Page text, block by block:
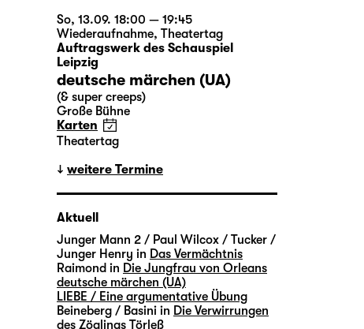
So, 13.09. 18:00 — 19:45
Wiederaufnahme, Theatertag
Auftragswerk des Schauspiel
Leipzig
deutsche märchen (UA)
(& super creeps)
Große Bühne
Karten
Theatertag
weitere Termine
Aktuell
Junger Mann 2 / Paul Wilcox / Tucker /
Junger Henry in Das Vermächtnis
Raimond in Die Jungfrau von Orleans
deutsche märchen (UA)
LIEBE / Eine argumentative Übung
Beineberg / Basini in Die Verwirrungen
des Zöglings Törleß